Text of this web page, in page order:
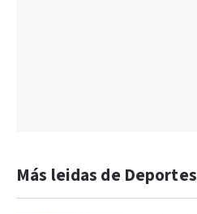
Más leidas de Deportes